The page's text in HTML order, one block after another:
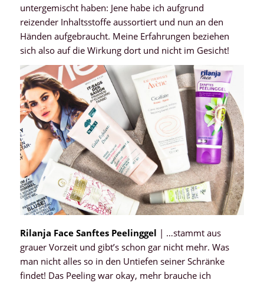
untergemischt haben: Jene habe ich aufgrund
reizender Inhaltsstoffe aussortiert und nun an den
Händen aufgebraucht. Meine Erfahrungen beziehen
sich also auf die Wirkung dort und nicht im Gesicht!
Rilanja Face Sanftes Peelinggel | …stammt aus
grauer Vorzeit und gibt’s schon gar nicht mehr. Was
man nicht alles so in den Untiefen seiner Schränke
findet! Das Peeling war okay, mehr brauche ich